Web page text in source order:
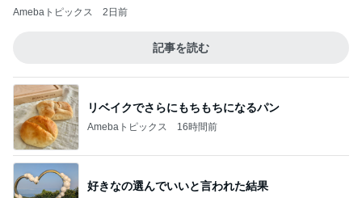
Amebaトピックス 2日前
記事を読む
リベイクでさらにもちもちになるパン
Amebaトピックス 16時間前
好きなの選んでいいと言われた結果